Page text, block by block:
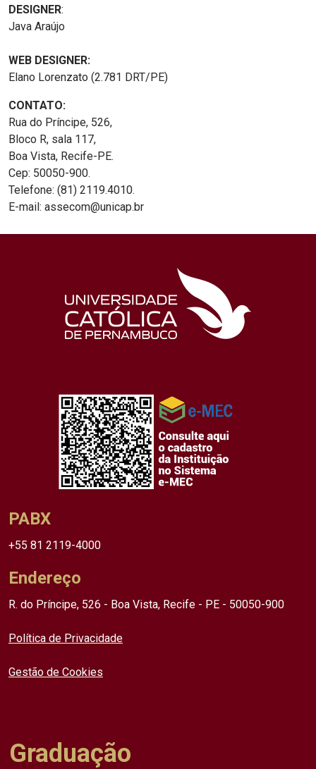
DESIGNER:
Java Araújo
WEB DESIGNER:
Elano Lorenzato (2.781 DRT/PE)
CONTATO:
Rua do Príncipe, 526,
Bloco R, sala 117,
Boa Vista, Recife-PE.
Cep: 50050-900.
Telefone: (81) 2119.4010.
E-mail: assecom@unicap.br
PABX
+55 81 2119-4000
Endereço
R. do Príncipe, 526 - Boa Vista, Recife - PE - 50050-900
Política de Privacidade
Gestão de Cookies
Graduação